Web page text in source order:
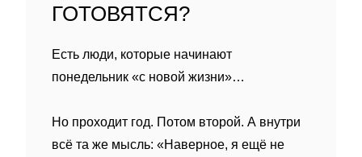
ГОТОВЯТСЯ?
Есть люди, которые начинают
понедельник «с новой жизни»…
Но проходит год. Потом второй. А внутри
всё та же мысль: «Наверное, я ещё не